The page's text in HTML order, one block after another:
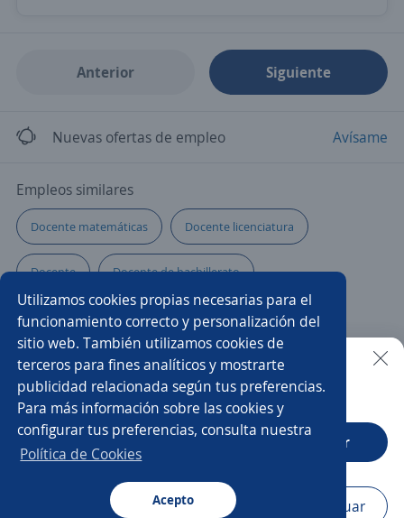
Utilizamos cookies propias necesarias para el
funcionamiento correcto y personalización del
sitio web. También utilizamos cookies de
terceros para fines analíticos y mostrarte
publicidad relacionada según tus preferencias.
Para más información sobre las cookies y
configurar tus preferencias, consulta nuestra
Política de Cookies
Acepto
Anterior Siguiente
Nuevas ofertas de empleo Avísame
Empleos similares
Docente matemáticas Docente licenciatura
Docente Docente de bachillerato
Profesor/a de inglés Ejecutivo/a comercial
Formador/a Docente de ciencias
Asesor/a comercial Docente en ciencias sociales
Maestro/a de cocina
Bachilleres
Buscar es más fácil en la app
CT App Abrir
Navegador Continuar